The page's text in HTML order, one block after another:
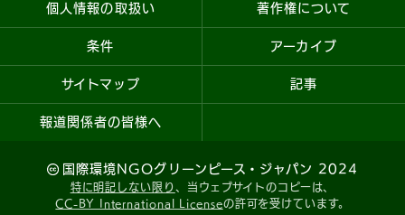
個人情報の取扱い 著作権について
条件 アーカイブ
サイトマップ 記事
報道関係者の皆様へ
国際環境NGOグリーンピース・ジャパン 2024
特に明記しない限り 、当ウェブサイトのコピーは、
CC-BY International Licenseの許可を受けています。